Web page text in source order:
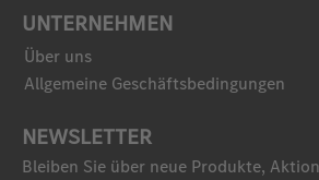
UNTERNEHMEN
Über uns
Allgemeine Geschäftsbedingungen
NEWSLETTER
Bleiben Sie über neue Produkte,